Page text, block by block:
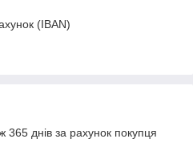
(IBAN)
днів за рахунок покупця